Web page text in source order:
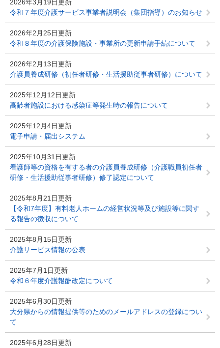
2026年3月19日更新
令和７年度介護サービス事業者説明会（集団指導）のお知らせ
2026年2月25日更新
令和８年度の介護保険施設・事業所の更新申請手続について
2026年2月13日更新
介護員養成研修（初任者研修・生活援助従事者研修）について
2025年12月12日更新
高齢者施設における感染症等発生時の報告について
2025年12月4日更新
電子申請・届出システム
2025年10月31日更新
看護師等の資格を有する者の介護員養成研修（介護職員初任者
研修・生活援助従事者研修）修了認定について
2025年8月21日更新
【令和7年度】有料老人ホームの経営状況等及び施設等に関す
る報告の徴収について
2025年8月15日更新
介護サービス情報の公表
2025年7月1日更新
令和６年度介護報酬改定について
2025年6月30日更新
大分県からの情報提供等のためのメールアドレスの登録につい
て
2025年6月28日更新